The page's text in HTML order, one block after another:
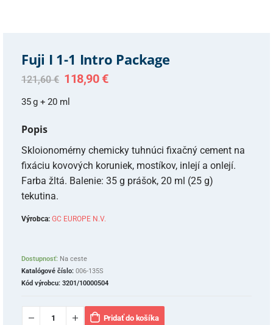
Fuji I 1-1 Intro Package
121,60€ Original
price
was:
118,90 €Current
35 g + 20 ml
Popis
Skloionomérny chemicky tuhnúci fixačný cement na
fixáciu kovových koruniek, mostíkov, inlejí a onlejí.
Farba žltá. Balenie: 35 g prášok, 20 ml (25 g)
tekutina.
Výrobca: GC EUROPE N.V.
Dostupnosť: Na ceste
Katalógové číslo: 006-135S
Kód výrobcu: 3201/10000504
Pridať do košíka